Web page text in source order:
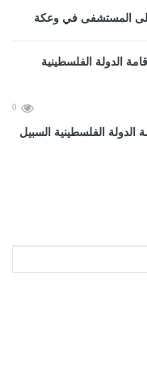
0
الدولة الفلسطينية السبيل